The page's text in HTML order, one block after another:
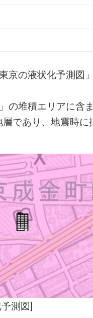
京の液状化予測図
の堆積エリアに含
であり、地震時に
測図]